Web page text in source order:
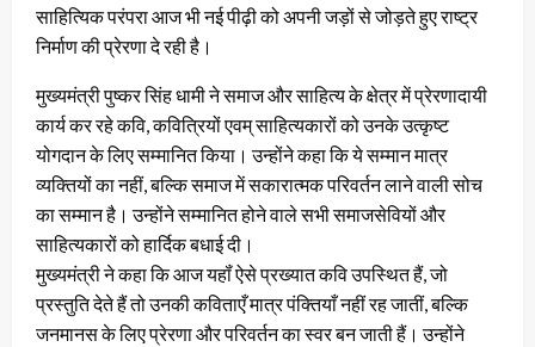
साहित्यिक परंपरा आज भी नई पीढ़ी को अपनी जड़ों से जोड़ते हुए राष्ट्र
निर्माण की प्रेरणा दे रही है।
मुख्यमंत्री पुष्कर सिंह धामी ने समाज और साहित्य के क्षेत्र में प्रेरणादायी
कार्य कर रहे कवि, कवित्रियों एवम् साहित्यकारों को उनके उत्कृष्ट
योगदान के लिए सम्मानित किया। उन्होंने कहा कि ये सम्मान मात्र
व्यक्तियों का नहीं, बल्कि समाज में सकारात्मक परिवर्तन लाने वाली सोच
का सम्मान है। उन्होंने सम्मानित होने वाले सभी समाजसेवियों और
साहित्यकारों को हार्दिक बधाई दी।
मुख्यमंत्री ने कहा कि आज यहॉं ऐसे प्रख्यात कवि उपस्थित हैं, जो
प्रस्तुति देते हैं तो उनकी कविताएँ मात्र पंक्तियाँ नहीं रह जातीं, बल्कि
जनमानस के लिए प्रेरणा और परिवर्तन का स्वर बन जाती हैं। उन्होंने